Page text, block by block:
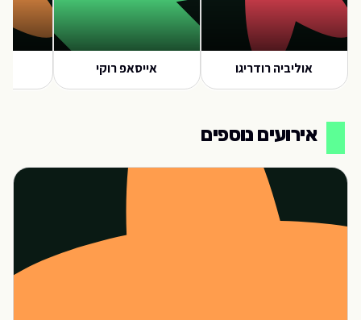
אוליביה רודריגו אייסאפ רוקי
אירועים נוספים